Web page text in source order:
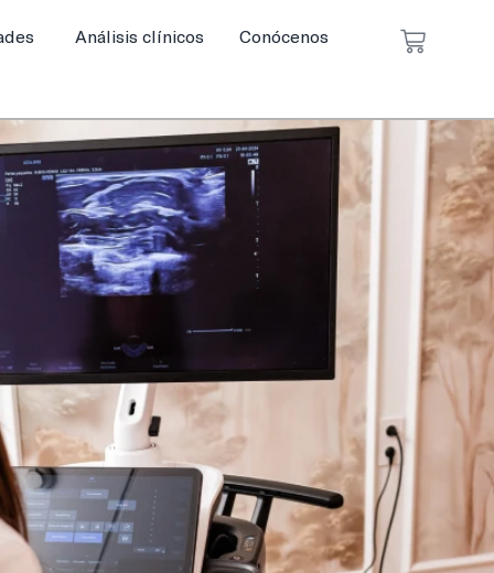
Análisis clínicos Conócenos